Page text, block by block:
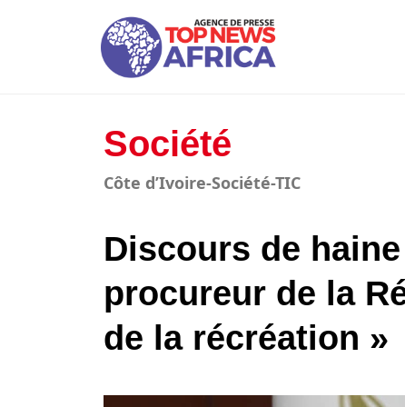
Société
Côte d’Ivoire-Société-TIC
Discours de
procureur de la
de la récréation »